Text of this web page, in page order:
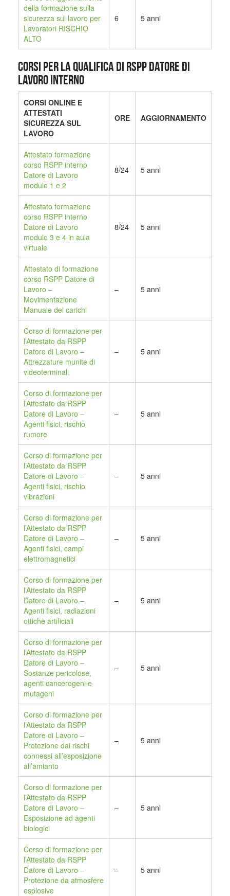
della formazione sulla
sicurezza sul lavoro per
Lavoratori RISCHIO
ALTO
6 5 anni
CORSI PER LA QUALIFICA DI RSPP DATORE DI
LAVORO INTERNO
CORSI ONLINE E
ATTESTATI
SICUREZZA SUL
LAVORO
ORE AGGIORNAMENTO
Attestato formazione
corso RSPP interno
Datore di Lavoro
modulo 1 e 2
8/24 5 anni
Attestato formazione
corso RSPP interno
Datore di Lavoro
modulo 3 e 4 in aula
virtuale
8/24 5 anni
Attestato di formazione
corso RSPP Datore di
Lavoro –
Movimentazione
Manuale dei carichi
– 5 anni
Corso di formazione per
l’Attestato da RSPP
Datore di Lavoro –
Attrezzature munite di
videoterminali
– 5 anni
Corso di formazione per
l’Attestato da RSPP
Datore di Lavoro –
Agenti fisici, rischio
rumore
– 5 anni
Corso di formazione per
l’Attestato da RSPP
Datore di Lavoro –
Agenti fisici, rischio
vibrazioni
– 5 anni
Corso di formazione per
l’Attestato da RSPP
Datore di Lavoro –
Agenti fisici, campi
elettromagnetici
– 5 anni
Corso di formazione per
l’Attestato da RSPP
Datore di Lavoro –
Agenti fisici, radiazioni
ottiche artificiali
– 5 anni
Corso di formazione per
l’Attestato da RSPP
Datore di Lavoro –
Sostanze pericolose,
agenti cancerogeni e
mutageni
– 5 anni
Corso di formazione per
l’Attestato da RSPP
Datore di Lavoro –
Protezione dai rischi
connessi all’esposizione
all’amianto
– 5 anni
Corso di formazione per
l’Attestato da RSPP
Datore di Lavoro –
Esposizione ad agenti
biologici
– 5 anni
Corso di formazione per
l’Attestato da RSPP
Datore di Lavoro –
Protezione da atmosfere
esplosive
– 5 anni